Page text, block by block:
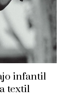
infantil
textil